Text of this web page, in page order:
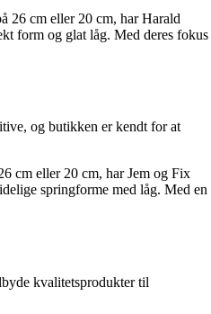
26 cm eller 20 cm, har Harald
form og glat låg. Med deres fokus
og butikken er kendt for at
cm eller 20 cm, har Jem og Fix
springforme med låg. Med en
kvalitetsprodukter til